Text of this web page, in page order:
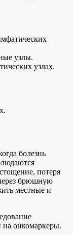
узлы.
узлах.
болезнь
потеря
брюшную
местные и
на онкомаркеры.